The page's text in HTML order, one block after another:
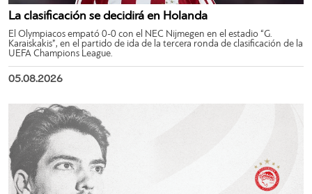
La clasificación se decidirá en Holanda
El Olympiacos empató 0-0 con el NEC Nijmegen en el estadio “G.
Karaiskakis”, en el partido de ida de la tercera ronda de clasificación de la
UEFA Champions League.
05.08.2026